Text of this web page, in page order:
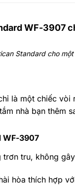
WF-3907
Standard cho
là một chiếc vòi
nhà bạn thêm
WF-3907
tru, không
hòa thích hợp